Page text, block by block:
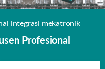
integrasi mekatronik
Profesional